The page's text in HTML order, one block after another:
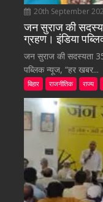
20th September
जन सुराज की
ग्रहण। इंडिया
जन सुराज की सदस्यता
पब्लिक न्यूज, “हर खबर...
बिहार राजनीतिक राज्य